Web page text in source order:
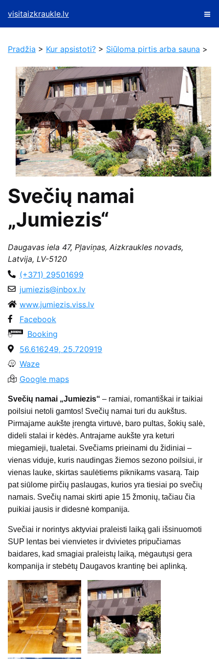
visitaizkraukle.lv
Pradžia > Kur apsistoti? > Siūloma pirtis arba sauna >
Svečių namai
„Jumiezis“
Daugavas iela 47, Pļaviņas, Aizkraukles novads,
Latvija, LV-5120
(+371) 29501699
jumiezis@inbox.lv
www.jumiezis.viss.lv
Facebook
Booking
56.616249, 25.720919
Waze
Google maps
Svečių namai „Jumiezis“ – ramiai, romantiškai ir taikiai
poilsiui netoli gamtos! Svečių namai turi du aukštus.
Pirmajame aukšte įrengta virtuvė, baro pultas, šokių salė,
dideli stalai ir kėdės. Antrajame aukšte yra keturi
miegamieji, tualetai. Svečiams prieinami du židiniai –
vienas viduje, kuris naudingas žiemos sezono poilsiui, ir
vienas lauke, skirtas saulėtiems piknikams vasarą. Taip
pat siūlome pirčių paslaugas, kurios yra tiesiai po svečių
namais. Svečių namai skirti apie 15 žmonių, tačiau čia
puikiai jausis ir didesnė kompanija.
Svečiai ir norintys aktyviai praleisti laiką gali išsinuomoti
SUP lentas bei vienvietes ir dvivietes pripučiamas
baidares, kad smagiai praleistų laiką, mėgautųsi gera
kompanija ir stebėtų Daugavos krantinę bei aplinką.